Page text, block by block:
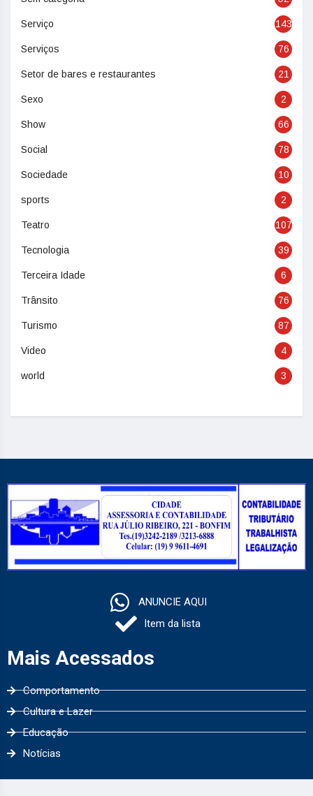
Serviço 143
Serviços 76
Setor de bares e restaurantes 21
Sexo 2
Show 66
Social 78
Sociedade 10
sports 2
Teatro 107
Tecnologia 39
Terceira Idade 6
Trânsito 76
Turismo 87
Video 4
world 3
ANUNCIE AQUI
Item da lista
Mais Acessados
Comportamento
Cultura e Lazer
Educação
Notícias